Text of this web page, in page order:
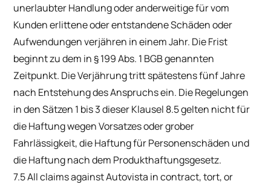
unerlaubter Handlung oder anderweitige für vom
Kunden erlittene oder entstandene Schäden oder
Aufwendungen verjähren in einem Jahr. Die Frist
beginnt zu dem in § 199 Abs. 1 BGB genannten
Zeitpunkt. Die Verjährung tritt spätestens fünf Jahre
nach Entstehung des Anspruchs ein. Die Regelungen
in den Sätzen 1 bis 3 dieser Klausel 8.5 gelten nicht für
die Haftung wegen Vorsatzes oder grober
Fahrlässigkeit, die Haftung für Personenschäden und
die Haftung nach dem Produkthaftungsgesetz.
7.5 All claims against Autovista in contract, tort, or